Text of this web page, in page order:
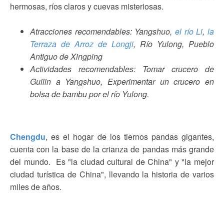
hermosas, ríos claros y cuevas misteriosas.
Atracciones recomendables: Yangshuo, el río Li,la
Terraza de Arroz de Longji, Río Yulong, Pueblo
Antiguo de Xingping
Actividades recomendables: Tomar crucero de
Guilin a Yangshuo, Experimentar un crucero en
bolsa de bambu por el río Yulong.
Chengdu, es el hogar de los tiernos pandas gigantes,
cuenta con la base de la crianza de pandas más grande
del mundo. Es "la ciudad cultural de China" y "la mejor
ciudad turística de China", llevando la historia de varios
miles de años.